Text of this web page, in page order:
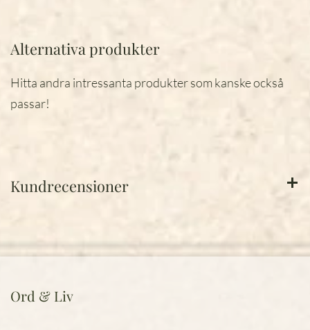
Alternativa produkter
Hitta andra intressanta produkter som kanske också
passar!
Kundrecensioner
Ord & Liv